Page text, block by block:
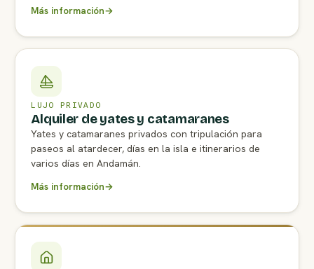
Más información→
LUJO PRIVADO
Alquiler de yates y catamaranes
Yates y catamaranes privados con tripulación para
paseos al atardecer, días en la isla e itinerarios de
varios días en Andamán.
Más información→